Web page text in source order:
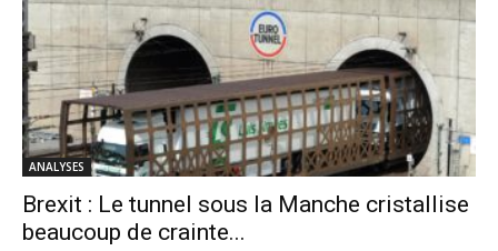
ANALYSES
Brexit : Le tunnel sous la Manche cristallise
beaucoup de crainte...